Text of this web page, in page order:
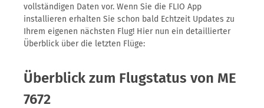
vollständigen Daten vor. Wenn Sie die FLIO App
installieren erhalten Sie schon bald Echtzeit Updates zu
Ihrem eigenen nächsten Flug! Hier nun ein detaillierter
Überblick über die letzten Flüge:
Überblick zum Flugstatus von ME
7672